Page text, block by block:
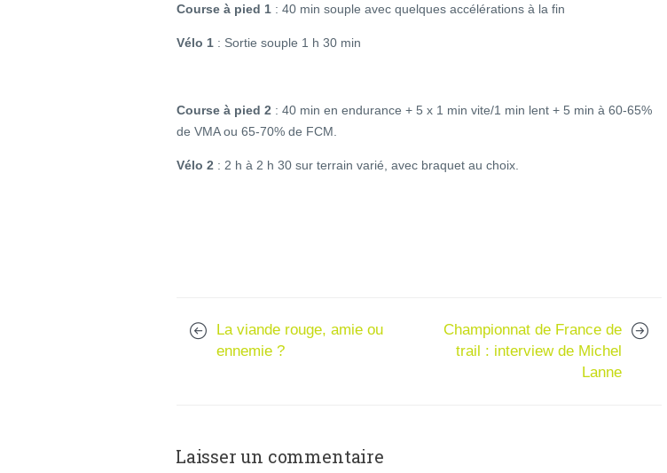
Course à pied 1 : 40 min souple avec quelques accélérations à la fin
Vélo 1 : Sortie souple 1 h 30 min
Course à pied 2 : 40 min en endurance + 5 x 1 min vite/1 min lent + 5 min à 60-65%
de VMA ou 65-70% de FCM.
Vélo 2 : 2 h à 2 h 30 sur terrain varié, avec braquet au choix.
La viande rouge, amie ou
ennemie ?
Championnat de France de
trail : interview de Michel
Lanne
Laisser un commentaire